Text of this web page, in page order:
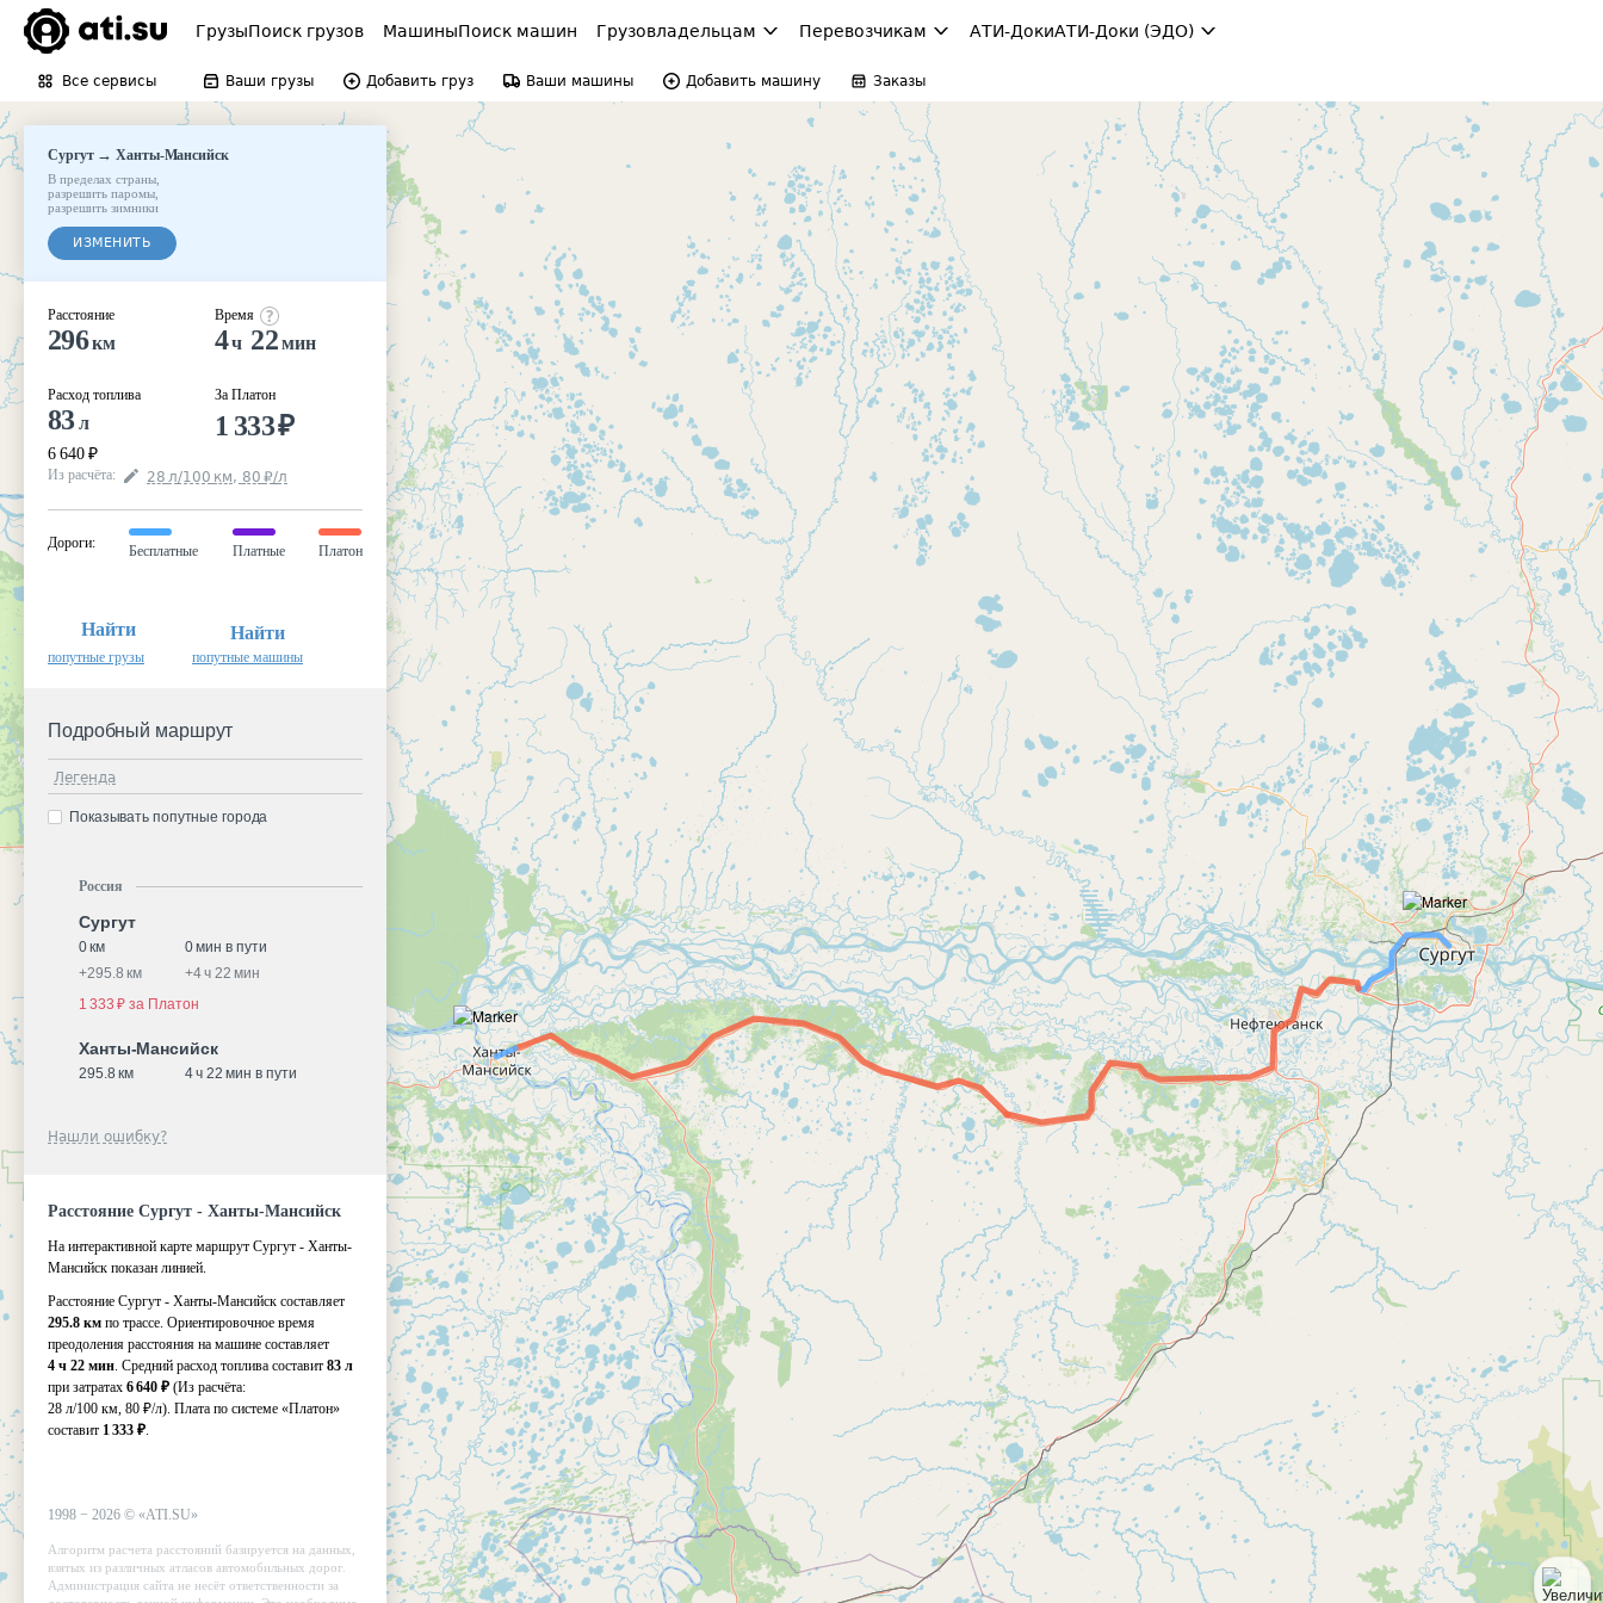
ГрузыПоиск грузов МашиныПоиск машин Грузовладельцам Перевозчикам АТИ-ДокиАТИ-Доки (ЭДО)
Все сервисы Ваши грузы Добавить груз Ваши машины Добавить машину Заказы
Сургут→Ханты-Мансийск
В пределах страны
разрешить паромы
разрешить зимники
ИЗМЕНИТЬ
Расстояние
296км
Расход топлива
83л
6 640 ₽
Время
4ч 22мин
За Платон
1 333₽
Из расчёта: 28 л/100 км, 80 ₽/л
Дороги:
Бесплатные Платные Платон
Найти
попутные грузы
Найти
попутные машины
Подробный маршрут
Легенда
Показывать попутные города
Россия
Сургут
0 км
0 мин в пути
+295.8 км +4 ч 22 мин
1 333 ₽ за Платон
Ханты-Мансийск
295.8 км 4 ч 22 мин в пути
Нашли ошибку?
Расстояние Сургут - Ханты-Мансийск
На интерактивной карте маршрут Сургут - Ханты-
Мансийск показан линией.
Расстояние Сургут - Ханты-Мансийск составляет
295.8 км по трассе. Ориентировочное время
преодоления расстояния на машине составляет
4 ч 22 мин. Средний расход топлива составит 83 л
при затратах 6 640 ₽ (Из расчёта:
28 л/100 км, 80 ₽/л). Плата по системе «Платон»
составит 1 333 ₽.
1998 − 2026 © «ATI.SU»
Алгоритм расчета расстояний базируется на данных,
взятых из различных атласов автомобильных дорог.
Администрация сайта не несёт ответственности за